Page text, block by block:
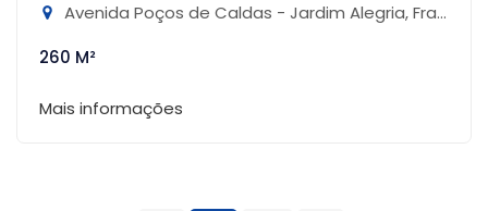
Avenida Poços de Caldas - Jardim Alegria, Francisco Morato-SP
260 M²
Mais informações